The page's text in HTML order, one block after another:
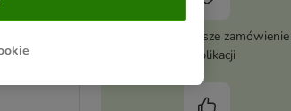
20 zł na pierwsze zamówienie
w aplikacji